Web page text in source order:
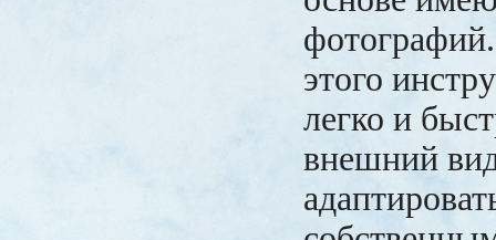
этого
легко и
внешний